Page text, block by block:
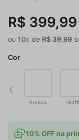
R$ 399,99
ou 10x de R$ 39,99
Cor
Branco
10% OFF na